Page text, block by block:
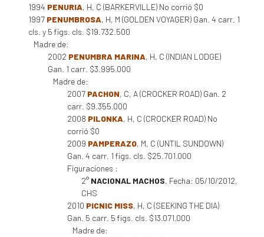
1994 PENURIA, H, C (BARKERVILLE) No corrió $0
1997 PENUMBROSA, H, M (GOLDEN VOYAGER) Gan. 4 carr. 1
cls. y 5 figs. cls. $19.732.500
Madre de:
2002 PENUMBRA MARINA, H, C (INDIAN LODGE)
Gan. 1 carr. $3.995.000
Madre de:
2007 PACHON, C, A (CROCKER ROAD) Gan. 2
carr. $9.355.000
2008 PILONKA, H, C (CROCKER ROAD) No
corrió $0
2009 PAMPERAZO, M, C (UNTIL SUNDOWN)
Gan. 4 carr. 1 figs. cls. $25.701.000
Figuraciones :
2° NACIONAL MACHOS, Fecha: 05/10/2012,
CHS
2010 PICNIC MISS, H, C (SEEKING THE DIA)
Gan. 5 carr. 5 figs. cls. $13.071.000
Madre de: